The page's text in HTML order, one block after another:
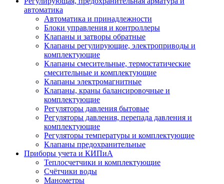
автоматика
Автоматика и принадлежности
Блоки управления и контроллеры
Клапаны и затворы обратные
Клапаны регулирующие, электроприводы и
комплектующие
Клапаны смесительные, термостатические
смесительные и комплектующие
Клапаны электромагнитные
Клапаны, краны балансировочные и
комплектующие
Регуляторы давления бытовые
Регуляторы давления, перепада давления и
комплектующие
Регуляторы температуры и комплектующие
Клапаны предохранительные
Приборы учета и КИПиА
Теплосчетчики и комплектующие
Счётчики воды
Манометры